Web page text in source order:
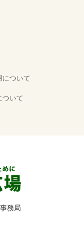
ついて
ついて
務局